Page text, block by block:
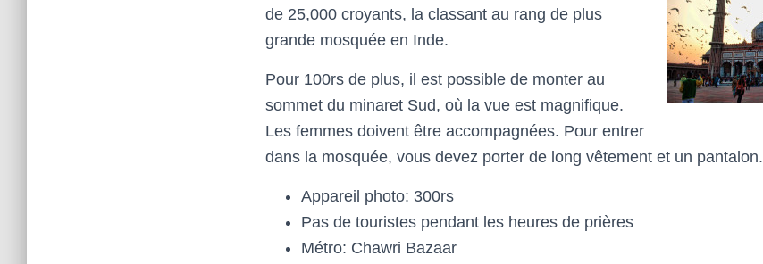
de 25,000 croyants, la classant au rang de plus
grande mosquée en Inde.
Pour 100rs de plus, il est possible de monter au
sommet du minaret Sud, où la vue est magnifique.
Les femmes doivent être accompagnées. Pour entrer
dans la mosquée, vous devez porter de long vêtement et un pantalon.
Appareil photo: 300rs
Pas de touristes pendant les heures de prières
Métro: Chawri Bazaar